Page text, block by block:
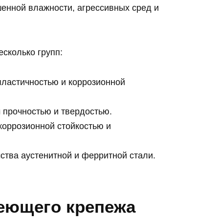
влажности, агрессивных сред и
групп:
и коррозионной
и твердостью.
стойкостью и
аустенитной и ферритной стали.
крепежа